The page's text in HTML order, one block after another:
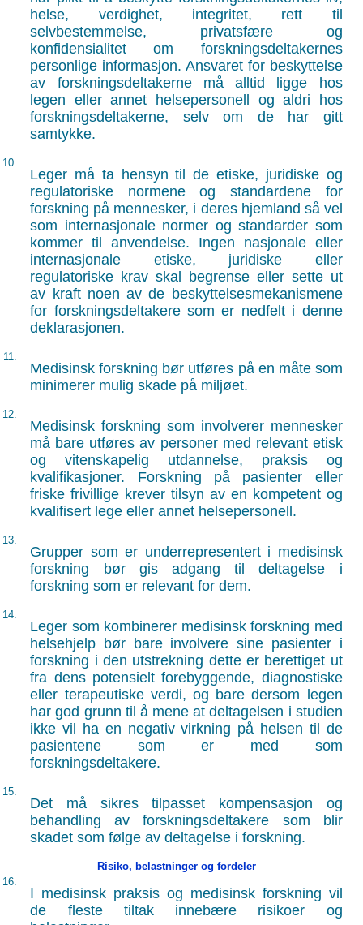
helse, verdighet, integritet, rett til
selvbestemmelse, privatsfære og
konfidensialitet om forskningsdeltakernes
personlige informasjon. Ansvaret for beskyttelse
av forskningsdeltakerne må alltid ligge hos
legen eller annet helsepersonell og aldri hos
forskningsdeltakerne, selv om de har gitt
samtykke.
10.
Leger må ta hensyn til de etiske, juridiske og
regulatoriske normene og standardene for
forskning på mennesker, i deres hjemland så vel
som internasjonale normer og standarder som
kommer til anvendelse. Ingen nasjonale eller
internasjonale etiske, juridiske eller
regulatoriske krav skal begrense eller sette ut
av kraft noen av de beskyttelsesmekanismene
for forskningsdeltakere som er nedfelt i denne
deklarasjonen.
11.
Medisinsk forskning bør utføres på en måte som
minimerer mulig skade på miljøet.
12.
Medisinsk forskning som involverer mennesker
må bare utføres av personer med relevant etisk
og vitenskapelig utdannelse, praksis og
kvalifikasjoner. Forskning på pasienter eller
friske frivillige krever tilsyn av en kompetent og
kvalifisert lege eller annet helsepersonell.
13.
Grupper som er underrepresentert i medisinsk
forskning bør gis adgang til deltagelse i
forskning som er relevant for dem.
14.
Leger som kombinerer medisinsk forskning med
helsehjelp bør bare involvere sine pasienter i
forskning i den utstrekning dette er berettiget ut
fra dens potensielt forebyggende, diagnostiske
eller terapeutiske verdi, og bare dersom legen
har god grunn til å mene at deltagelsen i studien
ikke vil ha en negativ virkning på helsen til de
pasientene som er med som
forskningsdeltakere.
15.
Det må sikres tilpasset kompensasjon og
behandling av forskningsdeltakere som blir
skadet som følge av deltagelse i forskning.
Risiko, belastninger og fordeler
16.
I medisinsk praksis og medisinsk forskning vil
de fleste tiltak innebære risikoer og